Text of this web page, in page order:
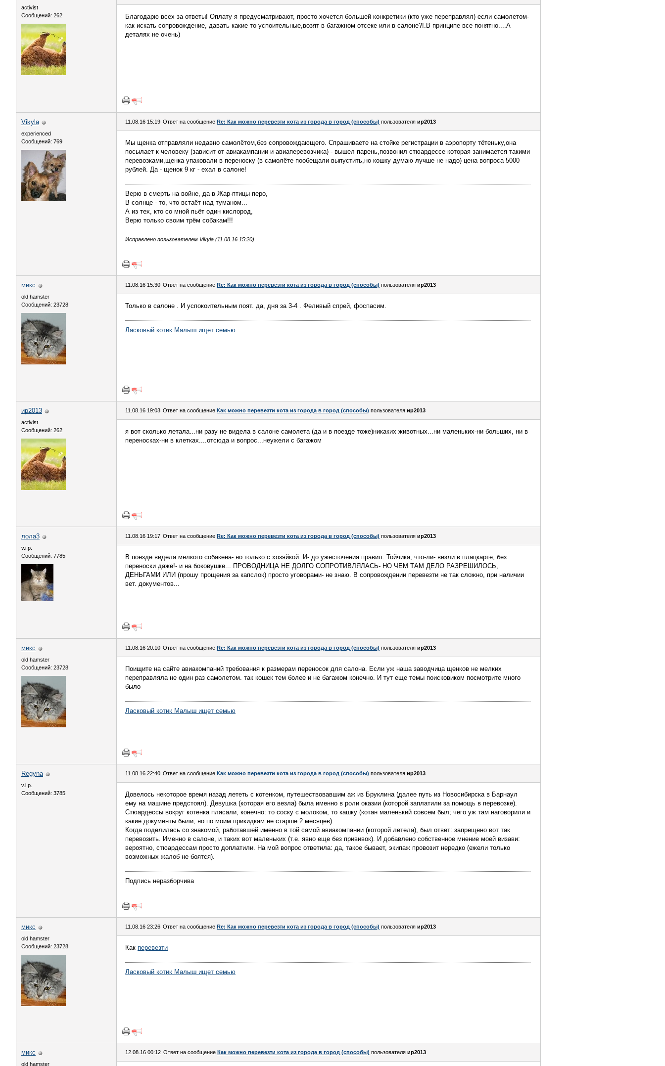
activist
Сообщений: 262
Благодарю всех за ответы! Оплату я предусматривают, просто хочется большей конкретики (кто уже переправлял) если самолетом-
как искать сопровождение, давать какие то успоительные,возят в багажном отсеке или в салоне?!.В принципе все понятно....А
деталях не очень)
Vikyla
experienced
Сообщений: 769
11.08.16 15:19 Ответ на сообщение Re: Как можно перевезти кота из города в город (способы) пользователя ир2013
Мы щенка отправляли недавно самолётом,без сопровождающего. Спрашиваете на стойке регистрации в аэропорту тётеньку,она
посылает к человеку (зависит от авиакампании и авиаперевозчика) - вышел парень,позвонил стюардессе которая занимается такими
перевозками,щенка упаковали в переноску (в самолёте пообещали выпустить,но кошку думаю лучше не надо) цена вопроса 5000
рублей. Да - щенок 9 кг - ехал в салоне!
Верю в смерть на войне, да в Жар-птицы перо,
В солнце - то, что встаёт над туманом...
А из тех, кто со мной пьёт один кислород,
Верю только своим трём собакам!!!
Исправлено пользователем Vikyla (11.08.16 15:20)
микс
old hamster
Сообщений: 23728
11.08.16 15:30 Ответ на сообщение Re: Как можно перевезти кота из города в город (способы) пользователя ир2013
Только в салоне . И успокоительным поят. да, дня за 3-4 . Феливый спрей, фоспасим.
Ласковый котик Малыш ищет семью
ир2013
activist
Сообщений: 262
11.08.16 19:03 Ответ на сообщение Как можно перевезти кота из города в город (способы) пользователя ир2013
я вот сколько летала...ни разу не видела в салоне самолета (да и в поезде тоже)никаких животных...ни маленьких-ни больших, ни в
переносках-ни в клетках....отсюда и вопрос...неужели с багажом
лола3
v.i.p.
Сообщений: 7785
11.08.16 19:17 Ответ на сообщение Re: Как можно перевезти кота из города в город (способы) пользователя ир2013
В поезде видела мелкого собакена- но только с хозяйкой. И- до ужесточения правил. Тойчика, что-ли- везли в плацкарте, без
переноски даже!- и на боковушке... ПРОВОДНИЦА НЕ ДОЛГО СОПРОТИВЛЯЛАСЬ- НО ЧЕМ ТАМ ДЕЛО РАЗРЕШИЛОСЬ,
ДЕНЬГАМИ ИЛИ (прошу прощения за капслок) просто уговорами- не знаю. В сопровождении перевезти не так сложно, при наличии
вет. документов...
микс
old hamster
Сообщений: 23728
11.08.16 20:10 Ответ на сообщение Re: Как можно перевезти кота из города в город (способы) пользователя ир2013
Поищите на сайте авиакомпаний требования к размерам переносок для салона. Если уж наша заводчица щенков не мелких
переправляла не один раз самолетом. так кошек тем более и не багажом конечно. И тут еще темы поисковиком посмотрите много
было
Ласковый котик Малыш ищет семью
Regуnа
v.i.p.
Сообщений: 3785
11.08.16 22:40 Ответ на сообщение Как можно перевезти кота из города в город (способы) пользователя ир2013
Довелось некоторое время назад лететь с котенком, путешествовавшим аж из Бруклина (далее путь из Новосибирска в Барнаул
ему на машине предстоял). Девушка (которая его везла) была именно в роли оказии (которой заплатили за помощь в перевозке).
Стюардессы вокруг котенка плясали, конечно: то соску с молоком, то кашку (котан маленький совсем был; чего уж там наговорили и
какие документы были, но по моим прикидкам не старше 2 месяцев).
Когда поделилась со знакомой, работавшей именно в той самой авиакомпании (которой летела), был ответ: запрещено вот так
перевозить. Именно в салоне, и таких вот маленьких (т.е. явно еще без прививок). И добавлено собственное мнение моей визави:
вероятно, стюардессам просто доплатили. На мой вопрос ответила: да, такое бывает, экипаж провозит нередко (ежели только
возможных жалоб не боятся).
Подпись неразборчива
микс
old hamster
Сообщений: 23728
11.08.16 23:26 Ответ на сообщение Re: Как можно перевезти кота из города в город (способы) пользователя ир2013
Как перевезти
Ласковый котик Малыш ищет семью
микс
old hamster
12.08.16 00:12 Ответ на сообщение Как можно перевезти кота из города в город (способы) пользователя ир2013